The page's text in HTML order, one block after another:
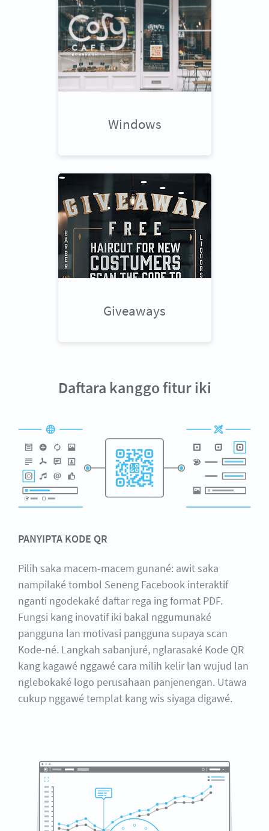
Windows
Giveaways
Daftara kanggo fitur iki
PANYIPTA KODE QR
Pilih saka macem-macem gunané: awit saka
nampilaké tombol Seneng Facebook interaktif
nganti ngodekaké daftar rega ing format PDF.
Fungsi kang inovatif iki bakal nggumunaké
pangguna lan motivasi pangguna supaya scan
Kode-né. Langkah sabanjuré, nglarasaké Kode QR
kang kagawé nggawé cara milih kelir lan wujud lan
nglebokaké logo perusahaan panjenengan. Utawa
cukup nggawé templat kang wis siyaga digawé.